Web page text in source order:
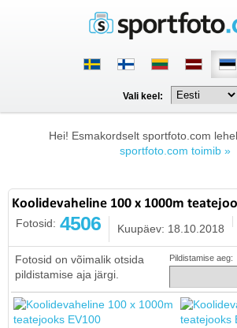
Vali keel:
Hei! Esmakordselt sportfoto.com
sportfoto.com toimib »
Koolidevaheline 100 x 1000m
Fotosid: 4506 Kuupäev: 18.10.2018
Fotosid on võimalik otsida
pildistamise aja järgi.
Pildistamise aeg: